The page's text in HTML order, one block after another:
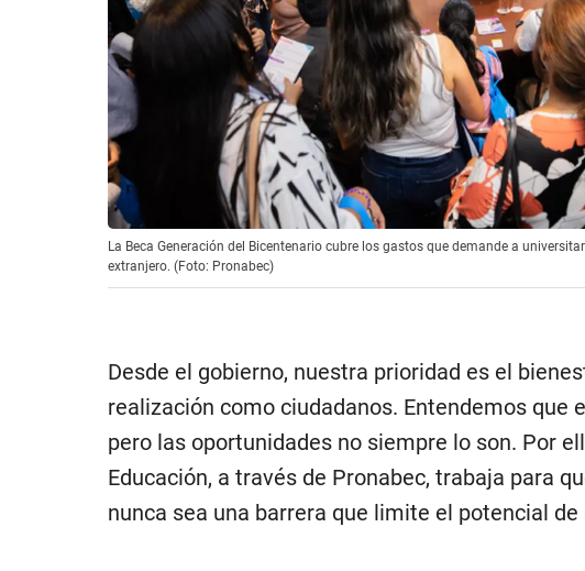
La Beca Generación del Bicentenario cubre los gastos que demande a
extranjero. (Foto: Pronabec)
Desde el gobierno, nuestra prioridad es el
realización como ciudadanos. Entendemos que
pero las oportunidades no siempre lo son. Por
Educación, a través de Pronabec, trabaja para
nunca sea una barrera que limite el potencial